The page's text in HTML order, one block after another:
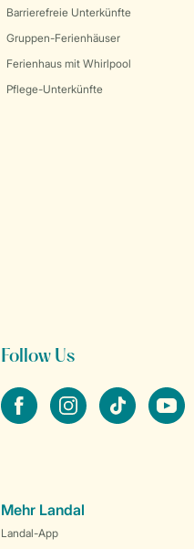
Barrierefreie Unterkünfte
Gruppen-Ferienhäuser
Ferienhaus mit Whirlpool
Pflege-Unterkünfte
Follow Us
facebookinstagramtiktok youtube
Mehr Landal
Landal-App